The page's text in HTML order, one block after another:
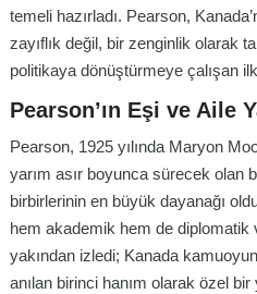
temeli hazırladı. Pearson,
zayıflık değil, bir zenginlik olarak
politikaya dönüştürmeye çalışan
Pearson’ın Eşi ve Aile
Pearson, 1925 yılında Maryon
yarım asır boyunca sürecek olan
birbirlerinin en büyük dayanağı
hem akademik hem de diplomatik
yakından izledi; Kanada
anılan birinci hanım olarak özel